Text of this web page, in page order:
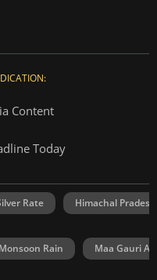
Content
Today
Rate Himachal
Monsoon Rain Maa Gauri